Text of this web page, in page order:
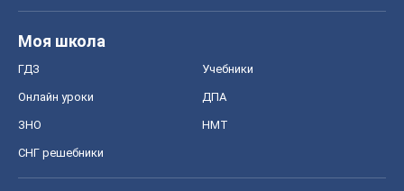
Моя школа
ГДЗ Учебники
Онлайн уроки ДПА
ЗНО НМТ
СНГ решебники